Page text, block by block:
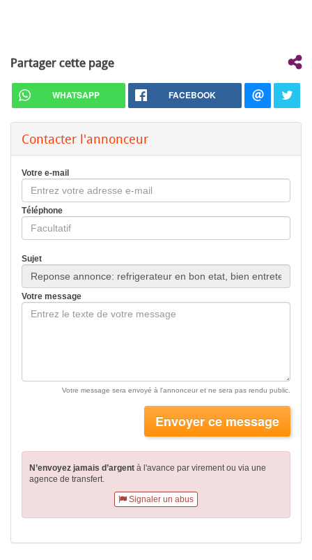
Partager cette page
WHATSAPP FACEBOOK
Contacter l'annonceur
Votre e-mail
Téléphone
Sujet
Votre message
Votre message sera envoyé à l'annonceur et ne sera pas rendu public.
Envoyer ce message
N’envoyez jamais d’argent à l'avance par virementou via une
agence de transfert.
Signaler un abus